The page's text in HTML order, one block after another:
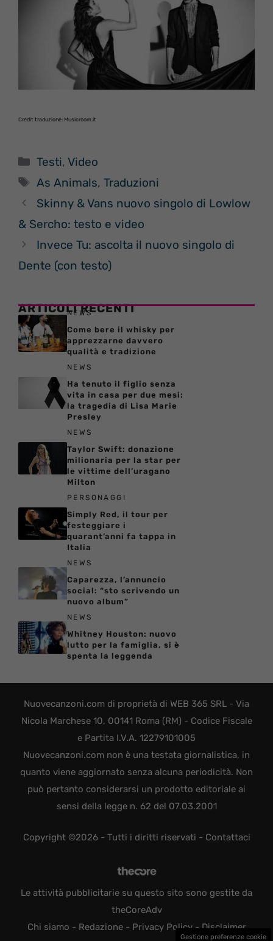
Credit traduzione: Musicroom.it
Categorie
Testi,Video
Tag
As Animals,Traduzioni
Skinny & Vans nuovo singolo di Lowlow
& Sercho: testo e video
Invece Tu: ascolta il nuovo singolo di
Dente (con testo)
ARTICOLI RECENTI
NEWS
Come bere il whisky per
apprezzarne davvero
qualità e tradizione
NEWS
Ha tenuto il figlio senza
vita in casa per due mesi:
la tragedia di Lisa Marie
Presley
NEWS
Taylor Swift: donazione
milionaria per la star per
le vittime dell’uragano
Milton
PERSONAGGI
Simply Red, il tour per
festeggiare i
quarant’anni fa tappa in
Italia
NEWS
Caparezza, l’annuncio
social: “sto scrivendo un
nuovo album”
NEWS
Whitney Houston: nuovo
lutto per la famiglia, si è
spenta la leggenda
Nuovecanzoni.com di proprietà di WEB 365 SRL - Via
Nicola Marchese 10, 00141 Roma (RM) - Codice Fiscale
e Partita I.V.A. 12279101005
Nuovecanzoni.com non è una testata giornalistica, in
quanto viene aggiornato senza alcuna periodicità. Non
può pertanto considerarsi un prodotto editoriale ai
sensi della legge n. 62 del 07.03.2001
Copyright ©2026 - Tutti i diritti riservati - Contattaci
Le attività pubblicitarie su questo sito sono gestite da
theCoreAdv
Chi siamo - Redazione- Privacy Policy- Disclaimer
Gestione preferenze cookie